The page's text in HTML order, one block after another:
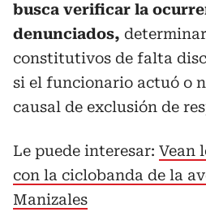
busca verificar la
denunciados,
constitutivos de falta
si el funcionario actuó o
causal de exclusión de
Le puede interesar: Vean
con la ciclobanda de la
Manizales